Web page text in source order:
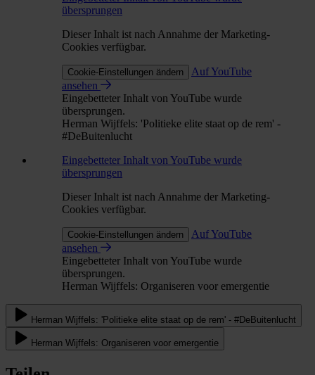
übersprungen
Dieser Inhalt ist nach Annahme der Marketing-
Cookies verfügbar.
Cookie-Einstellungen ändern
Auf YouTube
ansehen
Eingebetteter Inhalt von YouTube wurde
übersprungen.
Herman Wijffels: 'Politieke elite staat op de rem' -
#DeBuitenlucht
Eingebetteter Inhalt von YouTube wurde
übersprungen
Dieser Inhalt ist nach Annahme der Marketing-
Cookies verfügbar.
Cookie-Einstellungen ändern
Auf YouTube
ansehen
Eingebetteter Inhalt von YouTube wurde
übersprungen.
Herman Wijffels: Organiseren voor emergentie
Herman Wijffels: 'Politieke elite staat op de rem' - #DeBuitenlucht
Herman Wijffels: Organiseren voor emergentie